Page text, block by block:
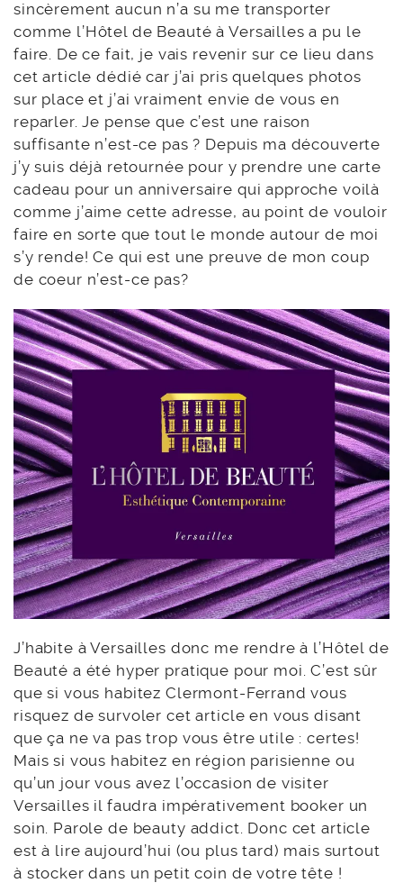
sincèrement aucun n’a su me transporter
comme l’Hôtel de Beauté à Versailles a pu le
faire. De ce fait, je vais revenir sur ce lieu dans
cet article dédié car j’ai pris quelques photos
sur place et j’ai vraiment envie de vous en
reparler. Je pense que c’est une raison
suffisante n’est-ce pas ? Depuis ma découverte
j’y suis déjà retournée pour y prendre une carte
cadeau pour un anniversaire qui approche voilà
comme j’aime cette adresse, au point de vouloir
faire en sorte que tout le monde autour de moi
s’y rende! Ce qui est une preuve de mon coup
de coeur n’est-ce pas?
J’habite à Versailles donc me rendre à l’Hôtel de
Beauté a été hyper pratique pour moi. C’est sûr
que si vous habitez Clermont-Ferrand vous
risquez de survoler cet article en vous disant
que ça ne va pas trop vous être utile : certes!
Mais si vous habitez en région parisienne ou
qu’un jour vous avez l’occasion de visiter
Versailles il faudra impérativement booker un
soin. Parole de beauty addict. Donc cet article
est à lire aujourd’hui (ou plus tard) mais surtout
à stocker dans un petit coin de votre tête !